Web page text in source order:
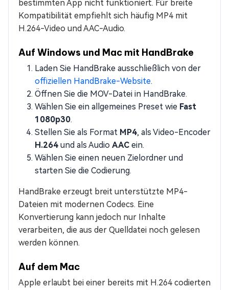
bestimmten App nicht funktioniert. Für breite
Kompatibilität empfiehlt sich häufig MP4 mit
H.264-Video und AAC-Audio.
Auf Windows und Mac mit HandBrake
Laden Sie HandBrake ausschließlich von der
offiziellen HandBrake-Website.
Öffnen Sie die MOV-Datei in HandBrake.
Wählen Sie ein allgemeines Preset wie Fast
1080p30.
Stellen Sie als Format MP4, als Video-Encoder
H.264 und als Audio AAC ein.
Wählen Sie einen neuen Zielordner und
starten Sie die Codierung.
HandBrake erzeugt breit unterstützte MP4-
Dateien mit modernen Codecs. Eine
Konvertierung kann jedoch nur Inhalte
verarbeiten, die aus der Quelldatei noch gelesen
werden können.
Auf dem Mac
Apple erlaubt bei einer bereits mit H.264 codierten